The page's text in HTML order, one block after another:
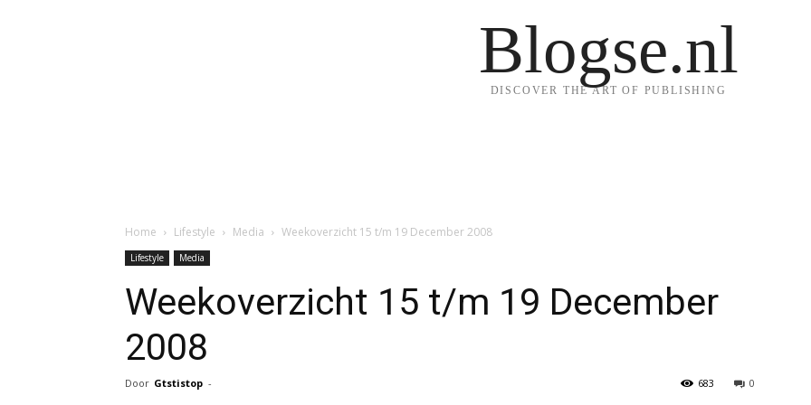
Blogse.nl
DISCOVER THE ART OF PUBLISHING
Home Lifestyle Media Weekoverzicht 15 t/m 19 December 2008
Lifestyle Media
Weekoverzicht 15 t/m 19 December
2008
Door Gtstistop - 0
683